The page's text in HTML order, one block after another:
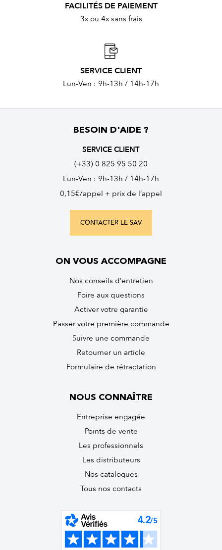
FACILITÉS DE PAIEMENT
3x ou 4x sans frais
SERVICE CLIENT
Lun-Ven : 9h-13h / 14h-17h
BESOIN D'AIDE ?
SERVICE CLIENT
(+33) 0 825 95 50 20
Lun-Ven : 9h-13h / 14h-17h
0,15€/appel + prix de l’appel
CONTACTER LE SAV
ON VOUS ACCOMPAGNE
Nos conseils d’entretien
Foire aux questions
Activer votre garantie
Passer votre première commande
Suivre une commande
Retourner un article
Formulaire de rétractation
NOUS CONNAÎTRE
Entreprise engagée
Points de vente
Les professionnels
Les distributeurs
Nos catalogues
Tous nos contacts